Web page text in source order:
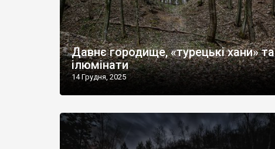
Давнє городище, «турецькі хани» та
ілюмінати
14 Грудня, 2025